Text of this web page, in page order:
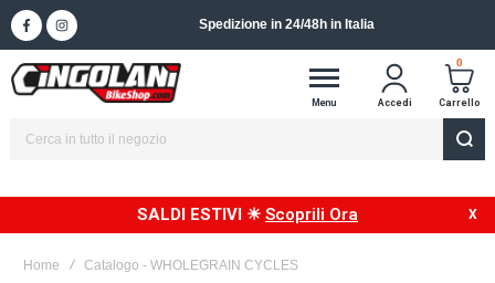
Spedizione in 24/48h in Italia
Menu Accedi
0
Carrello
SALDI ESTIVI ☀ Scoprili Ora
Home Catalogo - WHOLEGRAIN CYCLES